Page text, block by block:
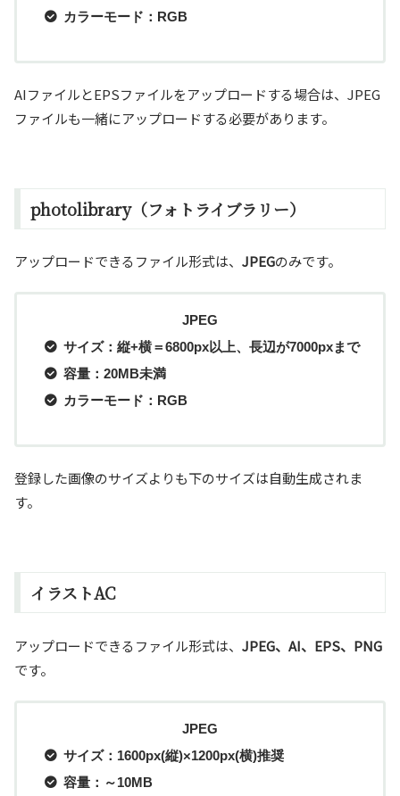
カラーモード：RGB
AIファイルとEPSファイルをアップロードする場合は、JPEG
ファイルも一緒にアップロードする必要があります。
photolibrary（フォトライブラリー）
アップロードできるファイル形式は、 JPEGのみです。
JPEG
サイズ：縦+横＝6800px以上、長辺が7000pxまで
容量：20MB未満
カラーモード：RGB
登録した画像のサイズよりも下のサイズは自動生成されま
す。
イラストAC
アップロードできるファイル形式は、 JPEG、AI、EPS、PNG
です。
JPEG
サイズ：1600px(縦)×1200px(横)推奨
容量：～10MB